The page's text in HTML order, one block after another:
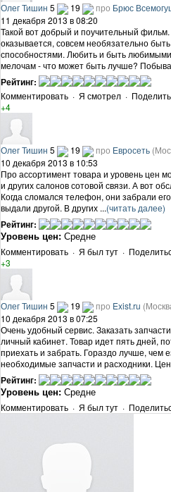
Олег Тишин 5 19 про Брюс
11 декабря 2013 в 08:20
Такой вот добрый и поучительный
оказывается, совсем необязательно
способностями. Любить и быть
мелочам - что может быть лучше?
Рейтинг:
Комментировать · Я смотрел ·
+4
Олег Тишин 5 19 про Евросеть
10 декабря 2013 в 10:53
Про ассортимент товара и уровень цен
и других салонов сотовой связи. А вот
Когда сломался телефон, они забрали
выдали другой. В других ...(читать далее)
Рейтинг:
Уровень цен: Средне
Комментировать · Я был тут ·
+3
Олег Тишин 5 19 про Exist.ru
10 декабря 2013 в 07:25
Очень удобный сервис. Заказать
личный кабинет. Товар идет пять дней,
приехать и забрать. Гораздо лучше, чем
необходимые запчасти и расходники.
Рейтинг:
Уровень цен: Средне
Комментировать · Я был тут ·